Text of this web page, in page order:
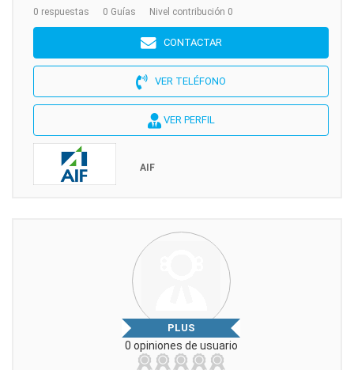
0 respuestas 0 Guías Nivel contribución 0
CONTACTAR
VER TELÉFONO
VER PERFIL
AIF
PLUS
0 opiniones de usuario